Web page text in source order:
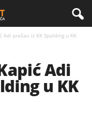
Adi prešao iz KK Spalding u KK
Adi
u KK